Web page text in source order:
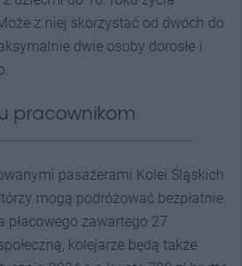
z niej skorzystać od dwóch do
dwie osoby dorosłe i
pracownikom
pasażerami Kolei Śląskich
mogą podróżować bezpłatnie.
płacowego zawartego 27
kolejarze będą także